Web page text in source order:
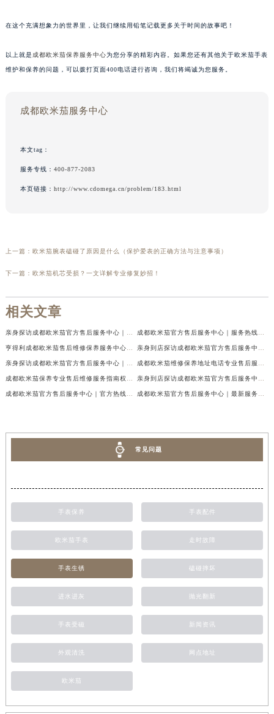
在这个充满想象力的世界里，让我们继续用铅笔记载更多关于时间的故事吧！
以上就是 成都欧米茄保养服务中心为您分享的精彩内容。如果您还有其他关于欧米茄手表
维护和保养的问题，可以拨打页面400电话进行咨询，我们将竭诚为您服务。
成都欧米茄服务中心
本文tag：
服务专线： 400-877-2083
本页链接： http://www.cdomega.cn/problem/183.html
上一篇： 欧米茄腕表磕碰了原因是什么（保护爱表的正确方法与注意事项）
下一篇： 欧米茄机芯受损？一文详解专业修复妙招！
相关文章
常见问题
手表保养 手表配件
欧米茄手表 走时故障
手表生锈 磕碰摔坏
进水进灰 抛光翻新
手表受磁 新闻资讯
外观清洗 网点地址
欧米茄